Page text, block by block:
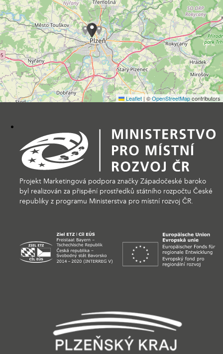
Leaflet |©OpenStreetMapcontributors
Projekt Marketingová podpora značky Západočeské baroko
byl realizován za přispění prostředků státního rozpočtu České
republiky z programu Ministerstva pro místní rozvoj ČR.